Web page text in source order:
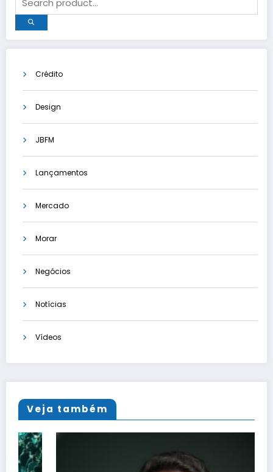
Crédito
Design
JBFM
Lançamentos
Mercado
Morar
Negócios
Notícias
Vídeos
Veja também